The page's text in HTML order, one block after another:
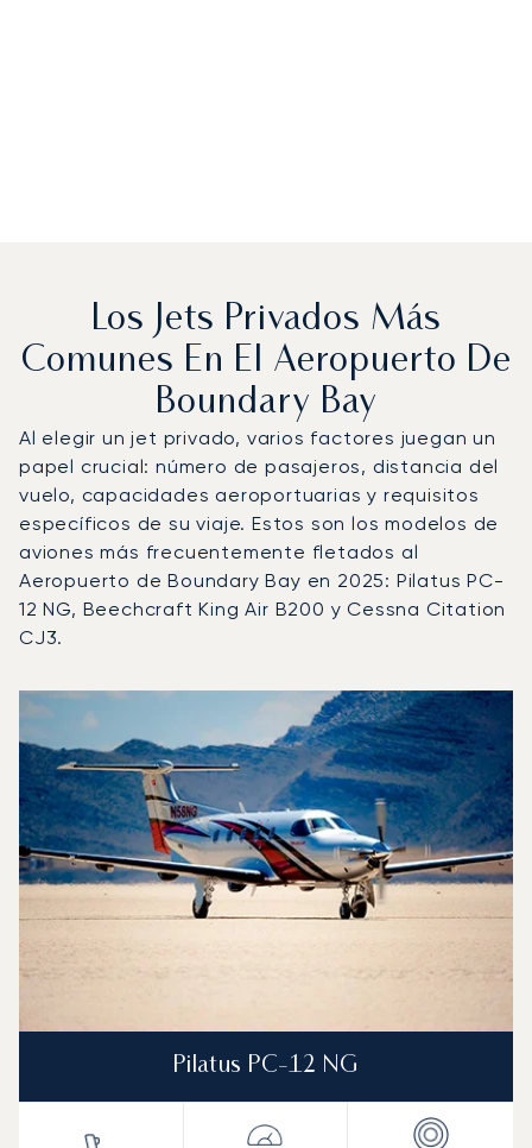
Los Jets Privados Más
Comunes En El Aeropuerto De
Boundary Bay
Al elegir un jet privado, varios factores juegan un
papel crucial: número de pasajeros, distancia del
vuelo, capacidades aeroportuarias y requisitos
específicos de su viaje. Estos son los modelos de
aviones más frecuentemente fletados al
Aeropuerto de Boundary Bay en 2025: Pilatus PC-
12 NG, Beechcraft King Air B200 y Cessna Citation
CJ3.
Foto de la aeronave
Modelo de aeronave
Asientos
Velocidad (km/h)
Velocidad (nudos) Autonomía
Autonomía (NM)
Pilatus PC-12 NG